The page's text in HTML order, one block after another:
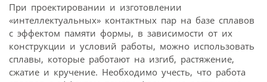
При проектировании и изготовлении
«интеллектуальных» контактных пар на базе сплавов
с эффектом памяти формы, в зависимости от их
конструкции и условий работы, можно использовать
сплавы, которые работают на изгиб, растяжение,
сжатие и кручение. Необходимо учесть, что работа